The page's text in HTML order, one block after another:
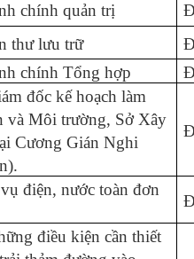
chính quản trị
thư lưu trữ
chính Tổng hợp
đốc kế hoạch làm
và Môi trường, Sở Xây
Cương Gián Nghi
điện, nước toàn đơn
điều kiện cần thiết